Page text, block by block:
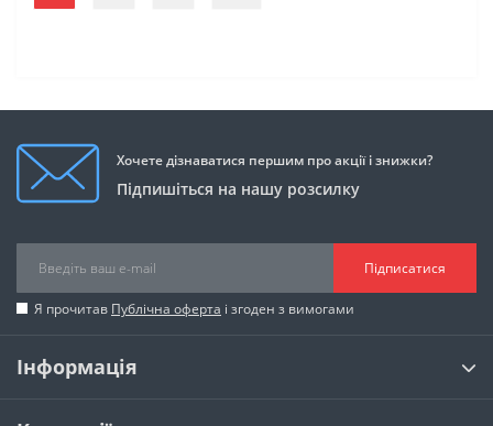
Хочете дізнаватися першим про акції і знижки?
Підпишіться на нашу розсилку
Підписатися
Я прочитав Публічна оферта і згоден з вимогами
Інформація